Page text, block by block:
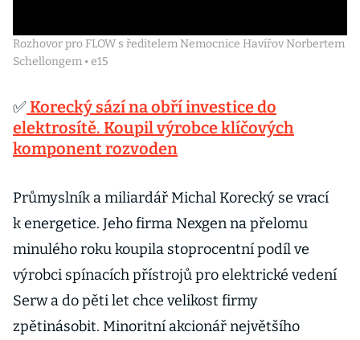
Rozhovor pro FLOW s ředitelem Nemocnice Havířov Norbertem
Schellongem • e15
✅Korecký sází na obří investice do
elektrosítě. Koupil výrobce klíčových
komponent rozvoden
Průmyslník a miliardář Michal Korecký se vrací
k energetice. Jeho firma Nexgen na přelomu
minulého roku koupila stoprocentní podíl ve
výrobci spínacích přístrojů pro elektrické vedení
Serw a do pěti let chce velikost firmy
zpětinásobit. Minoritní akcionář největšího